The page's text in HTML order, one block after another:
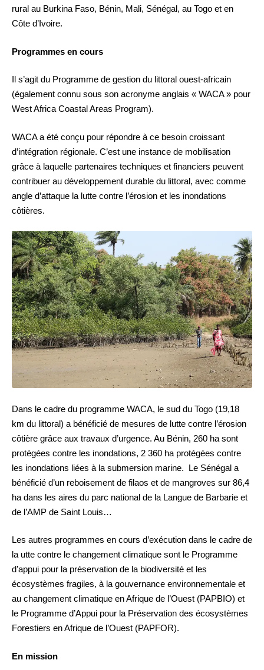
rural au Burkina Faso, Bénin, Mali, Sénégal, au Togo et en
Côte d’Ivoire.
Programmes en cours
Il s’agit du Programme de gestion du littoral ouest-africain
(également connu sous son acronyme anglais « WACA » pour
West Africa Coastal Areas Program).
WACA a été conçu pour répondre à ce besoin croissant
d’intégration régionale. C’est une instance de mobilisation
grâce à laquelle partenaires techniques et financiers peuvent
contribuer au développement durable du littoral, avec comme
angle d’attaque la lutte contre l’érosion et les inondations
côtières.
Dans le cadre du programme WACA, le sud du Togo (19,18
km du littoral) a bénéficié de mesures de lutte contre l’érosion
côtière grâce aux travaux d’urgence. Au Bénin, 260 ha sont
protégées contre les inondations, 2 360 ha protégées contre
les inondations liées à la submersion marine. Le Sénégal a
bénéficié d’un reboisement de filaos et de mangroves sur 86,4
ha dans les aires du parc national de la Langue de Barbarie et
de l’AMP de Saint Louis…
Les autres programmes en cours d’exécution dans le cadre de
la utte contre le changement climatique sont le Programme
d’appui pour la préservation de la biodiversité et les
écosystèmes fragiles, à la gouvernance environnementale et
au changement climatique en Afrique de l’Ouest (PAPBIO) et
le Programme d’Appui pour la Préservation des écosystèmes
Forestiers en Afrique de l’Ouest (PAPFOR).
En mission